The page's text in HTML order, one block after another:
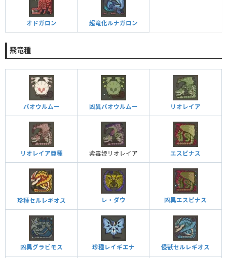
オドガロン 超竜化ルナガロン
飛竜種
パオウルムー 凶異パオウルムー リオレイア
リオレイア亜種 紫毒姫リオレイア エスピナス
珍種セルレギオス レ・ダウ 凶異エスピナス
凶異グラビモス 珍種レイギエナ 侵獣セルレギオス